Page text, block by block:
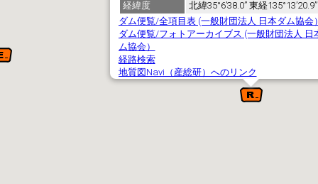
経緯度
北緯35°6’38.0” 東経135°13’20.9”
ダム便覧/全項目表 (一般財団法人 日本ダム協会
ダム便覧/フォトアーカイブス (一般財団法人 日
ム協会）
経路検索
地質図Navi（産総研）へのリンク